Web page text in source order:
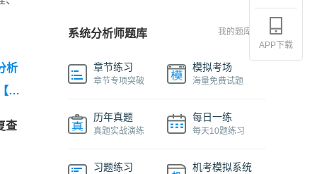
析
【20
查
软考各科目自学必备学习包
2027年信息系统项目管理师精
品班
费课程
系统分析师题库 我的题库
章节练习
章节专项突破
模拟考场
海量免费试题
历年真题
真题实战演练
每日一练
每天10题练习
习题练习 机考模拟系统
APP下载